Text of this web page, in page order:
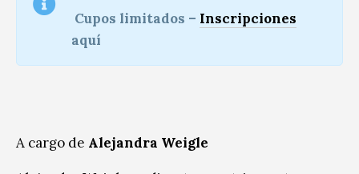
Cupos limitados – Inscripciones
aquí
A cargo de Alejandra Weigle